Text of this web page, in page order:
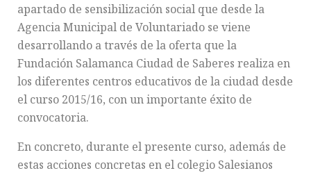
apartado de sensibilización social que desde la
Agencia Municipal de Voluntariado se viene
desarrollando a través de la oferta que la
Fundación Salamanca Ciudad de Saberes realiza en
los diferentes centros educativos de la ciudad desde
el curso 2015/16, con un importante éxito de
convocatoria.
En concreto, durante el presente curso, además de
estas acciones concretas en el colegio Salesianos